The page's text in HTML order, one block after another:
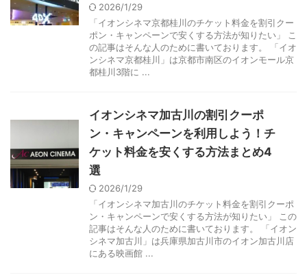
2026/1/29
「イオンシネマ京都桂川のチケット料金を割引クー
ポン・キャンペーンで安くする方法が知りたい」 こ
の記事はそんな人のために書いております。 「イオ
ンシネマ京都桂川」は京都市南区のイオンモール京
都桂川3階に ...
イオンシネマ加古川の割引クーポ
ン・キャンペーンを利用しよう！チ
ケット料金を安くする方法まとめ4
選
2026/1/29
「イオンシネマ加古川のチケット料金を割引クーポ
ン・キャンペーンで安くする方法が知りたい」 この
記事はそんな人のために書いております。 「イオン
シネマ加古川」は兵庫県加古川市のイオン加古川店
にある映画館 ...